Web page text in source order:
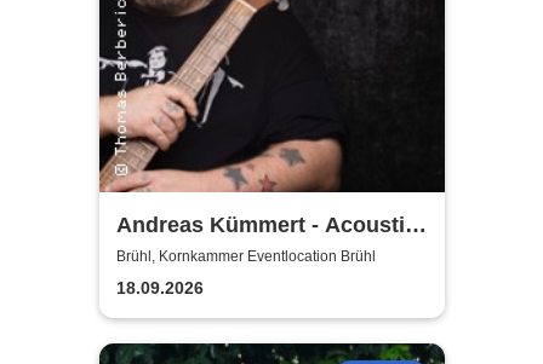
Andreas Kümmert - Acoustic
Duo
Brühl, Kornkammer Eventlocation Brühl
18.09.2026